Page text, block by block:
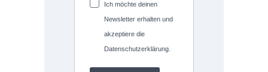
Ich möchte deinen
Newsletter erhalten und
akzeptiere die
Datenschutzerklärung.